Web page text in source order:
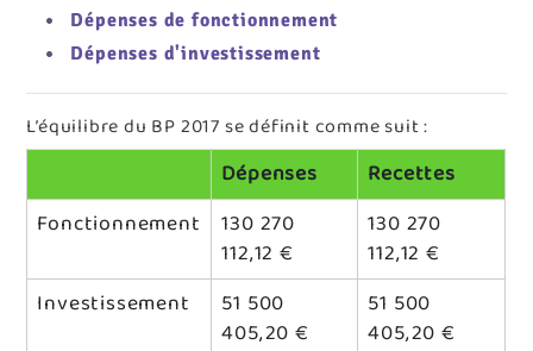
Dépenses de fonctionnement
Dépenses d'investissement
L’équilibre du BP 2017 se définit comme suit :
Dépenses
Recettes
Fonctionnement
130 270
112,12 €
130 270
112,12 €
Investissement
51 500
405,20 €
51 500
405,20 €